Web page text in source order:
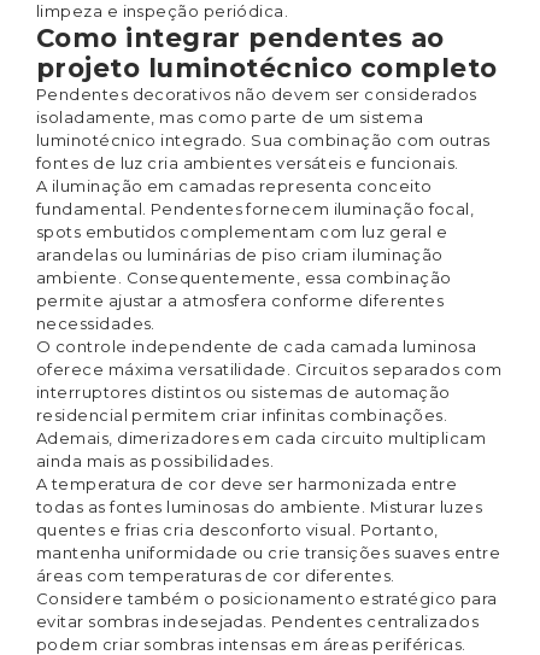
limpeza e inspeção periódica.
Como integrar pendentes ao
projeto luminotécnico completo
Pendentes decorativos não devem ser considerados
isoladamente, mas como parte de um sistema
luminotécnico integrado. Sua combinação com outras
fontes de luz cria ambientes versáteis e funcionais.
A iluminação em camadas representa conceito
fundamental. Pendentes fornecem iluminação focal,
spots embutidos complementam com luz geral e
arandelas ou luminárias de piso criam iluminação
ambiente. Consequentemente, essa combinação
permite ajustar a atmosfera conforme diferentes
necessidades.
O controle independente de cada camada luminosa
oferece máxima versatilidade. Circuitos separados com
interruptores distintos ou sistemas de automação
residencial permitem criar infinitas combinações.
Ademais, dimerizadores em cada circuito multiplicam
ainda mais as possibilidades.
A temperatura de cor deve ser harmonizada entre
todas as fontes luminosas do ambiente. Misturar luzes
quentes e frias cria desconforto visual. Portanto,
mantenha uniformidade ou crie transições suaves entre
áreas com temperaturas de cor diferentes.
Considere também o posicionamento estratégico para
evitar sombras indesejadas. Pendentes centralizados
podem criar sombras intensas em áreas periféricas.